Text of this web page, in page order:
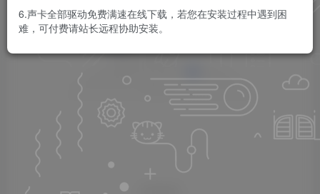
6.声卡全部驱动免费满速在线下载，若您在安装过程中遇到困
难，可付费请站长远程协助安装。